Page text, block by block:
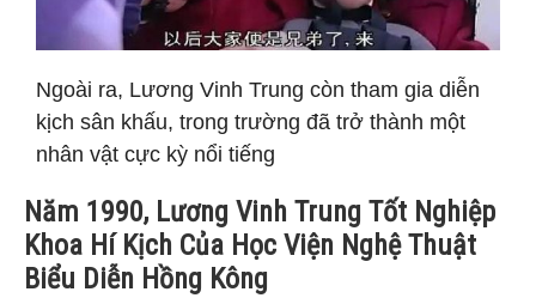
Ngoài ra, Lương Vinh Trung còn tham gia diễn
kịch sân khấu, trong trường đã trở thành một
nhân vật cực kỳ nổi tiếng
Năm 1990, Lương Vinh Trung Tốt Nghiệp
Khoa Hí Kịch Của Học Viện Nghệ Thuật
Biểu Diễn Hồng Kông